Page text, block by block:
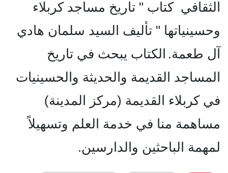
الثقافي كتاب " تاريخ مساجد كربلاء
وحسينياتها " تأليف السيد سلمان هادي
آل طعمة. الكتاب يبحث في تاريخ
المساجد القديمة والحديثة والحسينيات
في كربلاء القديمة (مركز المدينة)
مساهمة منا في خدمة العلم وتسهيلاً
لمهمة الباحثين والدارسين.